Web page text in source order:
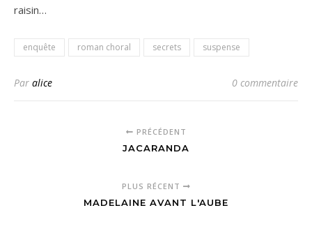
raisin…
enquête roman choral secrets suspense
Par alice 0 commentaire
PRÉCÉDENT
JACARANDA
PLUS RÉCENT
MADELAINE AVANT L'AUBE